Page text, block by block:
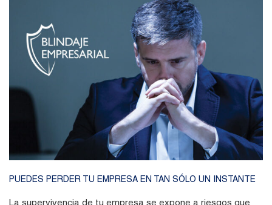
PUEDES PERDER TU EMPRESA EN TAN SÓLO UN INSTANTE
La supervivencia de tu empresa se expone a riesgos que